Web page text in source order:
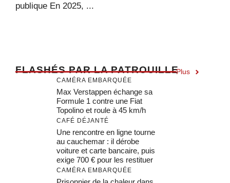
publique En 2025, ...
FLASHÉS PAR LA PATROUILLEPlus
CAMÉRA EMBARQUÉE
Max Verstappen échange sa
Formule 1 contre une Fiat
Topolino et roule à 45 km/h
CAFÉ DÉJANTÉ
Une rencontre en ligne tourne
au cauchemar : il dérobe
voiture et carte bancaire, puis
exige 700 € pour les restituer
CAMÉRA EMBARQUÉE